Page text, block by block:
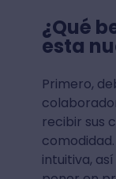
¿Qué
esta
Primero,
recibir sus
intuitiva,